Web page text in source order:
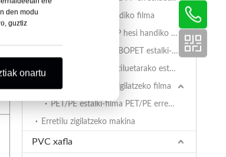
EVOH/PP hesi handiko filma
AlOx PET/PA/RCPP hesi handiko erretorta-filma PP erretiluetarako
PP erretiluetarako BOPET estalki-film estaliduna
PET/PA/RCPP erretiluetarako estalki-film erretiragarria
PET/PE erretilurako zigilatzeko filma
PET/PE estalki-filma PET/PE erretiluetarako
Erretilu zigilatzeko makina
PVC xafla
den modu
guztiz
onartu